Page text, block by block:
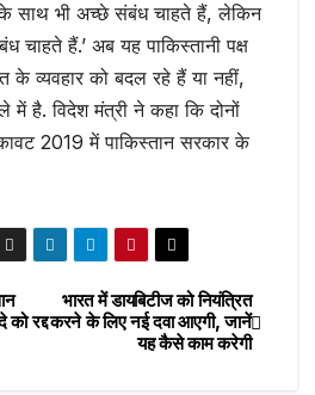
के साथ भी अच्छे संबंध चाहते हैं, लेकिन
हैं.’ अब यह पाकिस्तानी पक्ष
के व्यवहार को बदल रहे हैं या नहीं,
में है. विदेश मंत्री ने कहा कि दोनों
2019 में पाकिस्तान सरकार के
भारत में डायबिटीज को नियंत्रित
करने के लिए नई दवा आएगी, जानें
यह कैसे काम करेगी
रद्द